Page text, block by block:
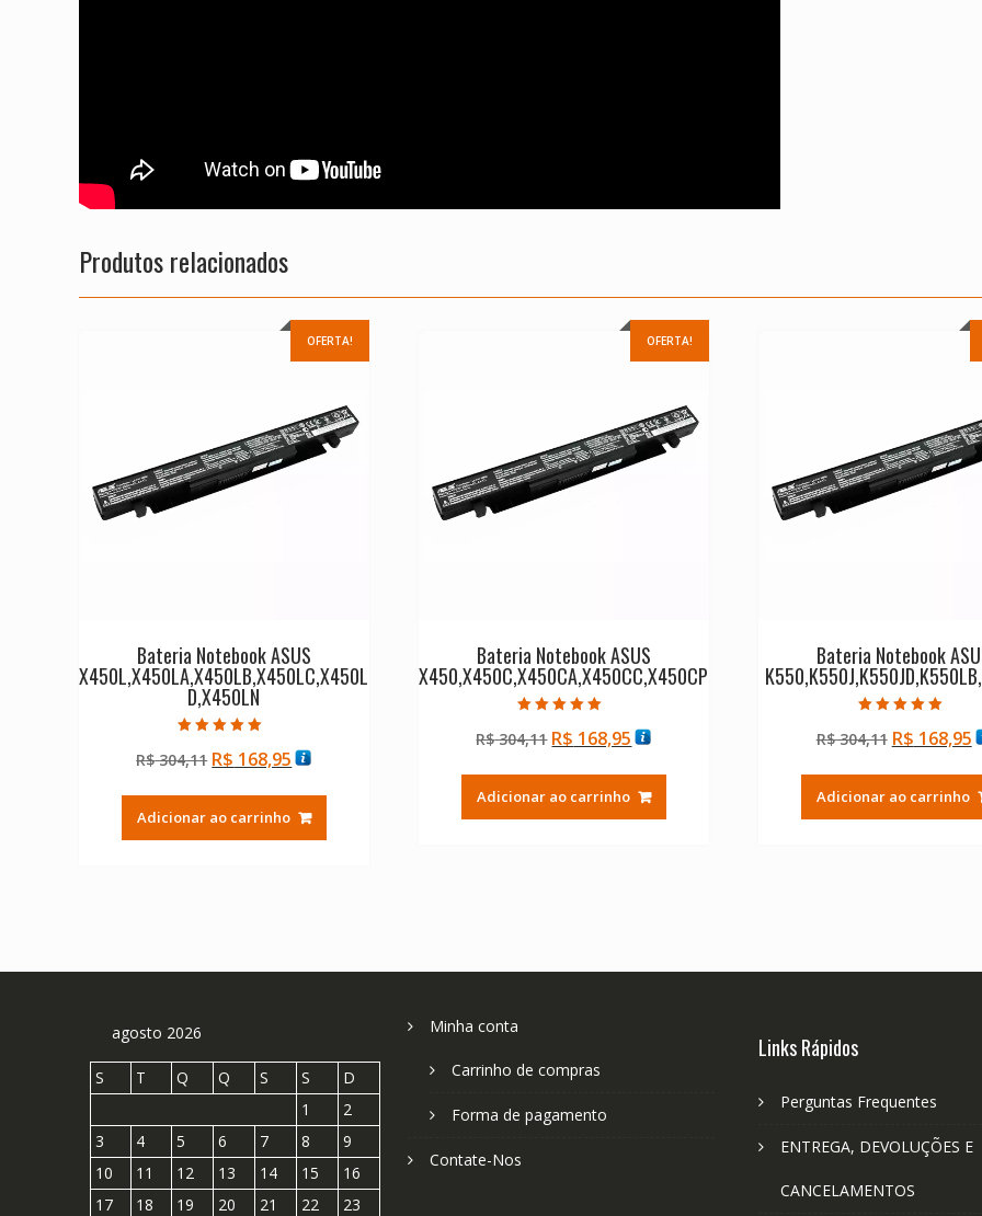
Produtos relacionados
OFERTA!
Bateria Notebook ASUS
X450L,X450LA,X450LB,X450LC,X450L
D,X450LN
5.00
de 5
R$304,11 O
original
era:
R$ 168,95O
atual
é:
Adicionar ao carrinho
OFERTA!
Bateria Notebook ASUS
X450,X450C,X450CA,X450CC,X450CP
5.00
de 5
R$304,11 O
original
era:
R$ 168,95O
atual
é:
Adicionar ao carrinho
Bateria Notebook
5.00
de 5
R$304,11 O
original
era:
R$ 168,95
Adicionar ao carrinho
agosto 2026
S T Q Q S S
D
1
2
3
4 5 6 7 8
9
10
11 12 13 14 15
16
17
18 19 20 21 22
23
Minha conta
Carrinho de compras
Forma de pagamento
Contate-Nos
Links Rápidos
Perguntas Frequentes
ENTREGA, DEVOLUÇÕES E
CANCELAMENTOS